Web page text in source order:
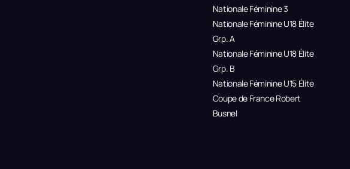
Nationale Féminine 3
Nationale Féminine U18 Élite
Grp. A
Nationale Féminine U18 Élite
Grp. B
Nationale Féminine U15 Élite
Coupe de France Robert
Busnel